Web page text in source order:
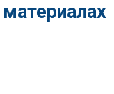
материалах